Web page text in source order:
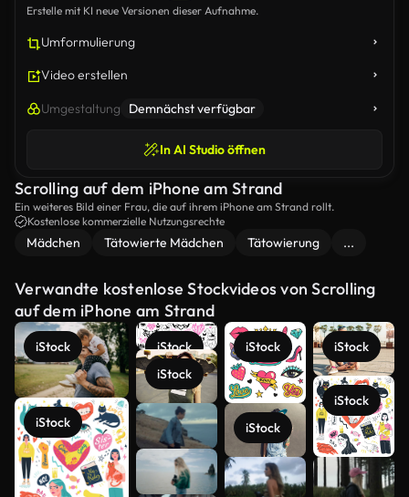
Erstelle mit KI neue Versionen dieser Aufnahme.
Umformulierung
Video erstellen
Umgestaltung Demnächst verfügbar
In AI Studio öffnen
Scrolling auf dem iPhone am Strand
Ein weiteres Bild einer Frau, die auf ihrem iPhone am Strand rollt.
Kostenlose kommerzielle Nutzungsrechte
Mädchen Tätowierte Mädchen Tätowierung ...
Verwandte kostenlose Stockvideos von Scrolling
auf dem iPhone am Strand
iStock
iStock
iStock
iStock
iStock
iStock
iStock
iStock
Mehr